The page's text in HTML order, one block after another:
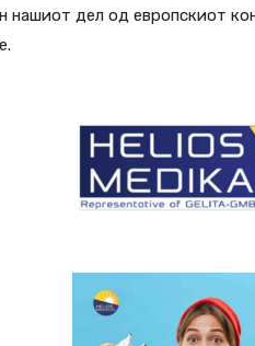
нашиот дел од европскиот